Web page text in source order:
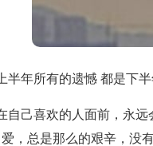
半年所有的遗憾 都是下
自己喜欢的人面前，永
，总是那么的艰辛，没